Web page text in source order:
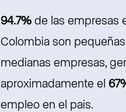
94.7%de las empresas
Colombia son
medianas empresas,
aproximadamente el
empleo en el pais.